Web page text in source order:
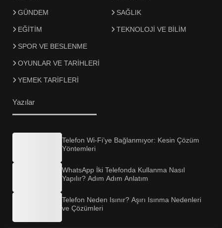
GÜNDEM
EĞİTİM
SAĞLIK
TEKNOLOJİ VE BİLİM
SPOR VE BESLENME
OYUNLAR VE TARİHLERİ
YEMEK TARİFLERİ
Yazılar
Telefon Wi-Fi’ye Bağlanmıyor: Kesin Çözüm
Yöntemleri
WhatsApp İki Telefonda Kullanma Nasıl
Yapılır? Adım Adım Anlatım
Telefon Neden Isınır? Aşırı Isınma Nedenleri
ve Çözümleri